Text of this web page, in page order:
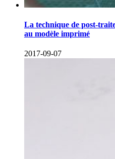
La technique de post-
au modèle imprimé
2017-09-07